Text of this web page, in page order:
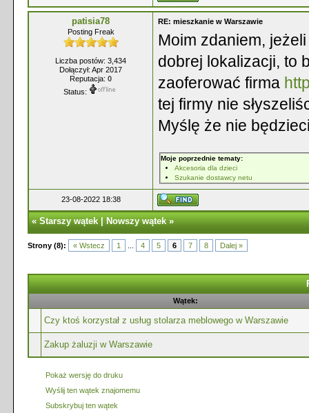
patisia78
Posting Freak
Liczba postów: 3,434
Dołączył: Apr 2017
Reputacja: 0
Status:
RE: mieszkanie w Warszawie
Moim zdaniem,
dobrej lokalizacji, to
zaoferować firma
tej firmy nie
Myślę że nie
Moje poprzednie tematy:
Akcesoria dla dzieci
Szukanie dostawcy netu
23-08-2022 18:38
«Starszy wątek|Nowszy wątek»
Strony (8): « Wstecz 1 4 5 6 7 8 Dalej »
Wątek:
Czy ktoś korzystał z usług stolarza meblowego w Warszawie
Zakup żaluzji w Warszawie
Pokaż wersję do druku
Wyślij ten wątek znajomemu
Subskrybuj ten wątek